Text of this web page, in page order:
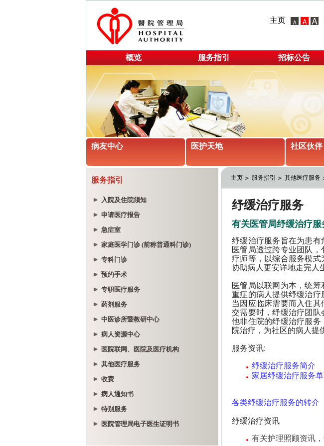
主页
概览 服务指引 招标公告
病友中心 医护天地 社区伙伴
服务指引
入院及住院须知
申请医疗报告
急症室
家庭医学门诊 (前称普通科门诊)
专科门诊
预约手术
专职医疗服务
药剂服务
中医诊所暨教研中心
病人资源中心
医院联网、医院及医疗机构
其他医疗服务
收费
病人通知书
特别服务
医院管理局电子医生证明书
主页 服务指引 其他医疗服务